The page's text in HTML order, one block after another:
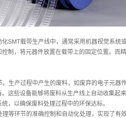
载带生产线中，通常采用机器视觉系统
制，将元器件放置在载带上的固定位置。而
产过程中产生的废料，如废弃的电子元器
这些设备能够将废料从生产线上自动收集
，以确保废料处理过程中的环保达标。
环节的准确控制和自动化处理，实现了有